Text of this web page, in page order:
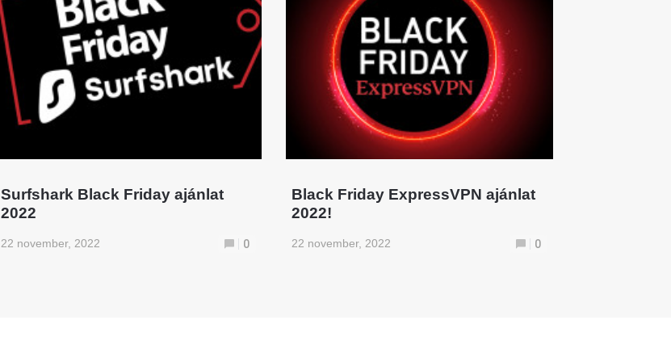
Surfshark Black Friday ajánlat
2022
22 november, 2022 0
Black Friday ExpressVPN ajánlat
2022!
22 november, 2022 0